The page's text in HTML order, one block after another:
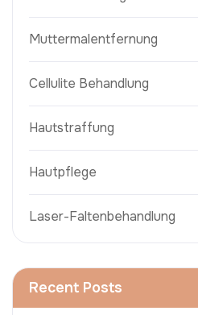
Muttermalentfernung
Cellulite Behandlung
Hautstraffung
Hautpflege
Laser-Faltenbehandlung
Recent Posts